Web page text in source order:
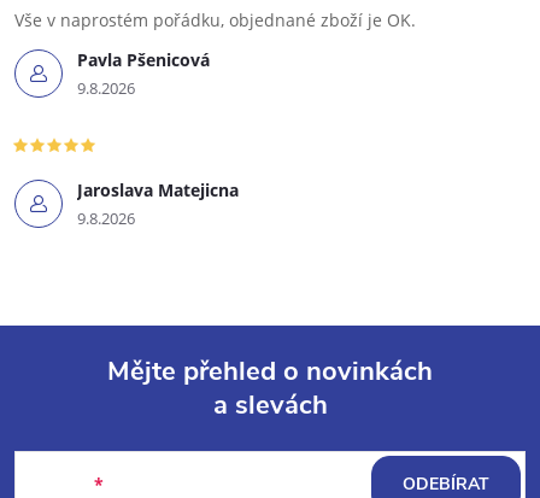
Pavla Pšenicová
9.8.2026
Vše v naprostém pořádku, objednané zboží je OK.
Jaroslava Matejicna
9.8.2026
Mějte přehled o novinkách
a slevách
ODEBÍRAT